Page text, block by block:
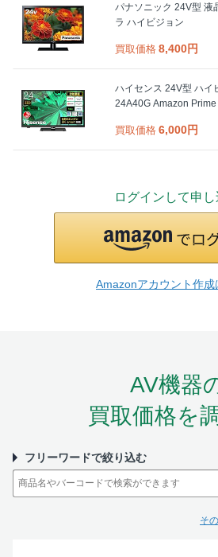
パナソニック 24V型 液
ラ ハイビジョン
買取価格 8,400円
ハイセンス 24V型 ハイ
24A40G Amazon
買取価格 6,000円
ログインして申し
Amazonアカウント作成
AV機器
買取価格を
フリーワードで絞り込む
そ